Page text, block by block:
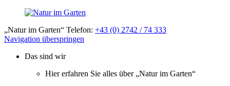
„Natur im Garten“ Telefon: +43 (0) 2742 / 74 333
Navigation überspringen
Das sind wir
Hier erfahren Sie alles über „Natur im Garten“